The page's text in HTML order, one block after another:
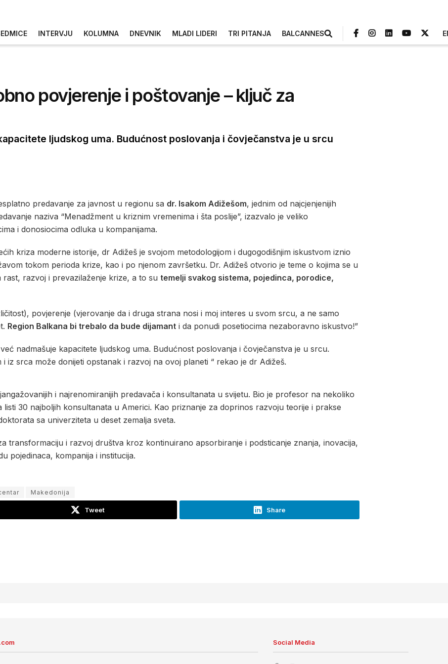
INTERVJU KOLUMNA DNEVNIK MLADI LIDERI TRI PITANJA BALCANNES
povjerenje i poštovanje – ključ za
ljudskog uma. Budućnost poslovanja i čovječanstva je u srcu
predavanje za javnost u regionu sa dr. Isakom Adižešom, jednim od najcjenjenijih
naziva “Menadžment u kriznim vremenima i šta poslije”, izazvalo je veliko
i donosiocima odluka u kompanijama.
kriza moderne istorije, dr Adižeš je svojom metodologijom i dugogodišnjim iskustvom iznio
tokom perioda krize, kao i po njenom završetku. Dr. Adižeš otvorio je teme o kojima se u
razvoj i prevazilaženje krize, a to su temelji svakog sistema, pojedinca, porodice,
povjerenje (vjerovanje da i druga strana nosi i moj interes u svom srcu, a ne samo
Region Balkana bi trebalo da bude dijamant i da ponudi posetiocima nezaboravno iskustvo!”
nadmašuje kapacitete ljudskog uma. Budućnost poslovanja i čovječanstva je u srcu.
iz srca može donijeti opstanak i razvoj na ovoj planeti “ rekao je dr Adižeš.
i najrenomiranijih predavača i konsultanata u svijetu. Bio je profesor na nekoliko
30 najboljih konsultanata u Americi. Kao priznanje za doprinos razvoju teorije i prakse
sa univerziteta u deset zemalja sveta.
transformaciju i razvoj društva kroz kontinuirano apsorbiranje i podsticanje znanja, inovacija,
pojedinaca, kompanija i institucija.
Makedonija
Tweet Share
Social Media